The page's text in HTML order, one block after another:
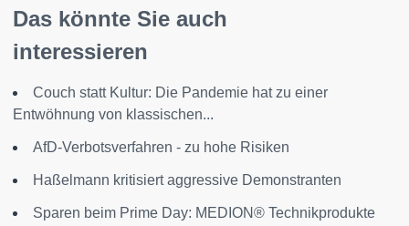
Das könnte Sie auch
interessieren
Couch statt Kultur: Die Pandemie hat zu einer
Entwöhnung von klassischen...
AfD-Verbotsverfahren - zu hohe Risiken
Haßelmann kritisiert aggressive Demonstranten
Sparen beim Prime Day: MEDION® Technikprodukte